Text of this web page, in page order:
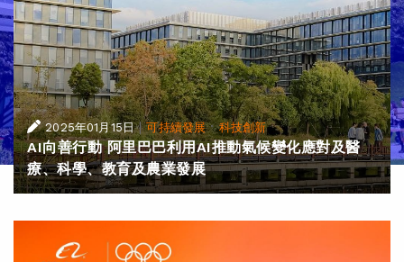
2025年01月15日 |可持續發展·科技創新
AI向善行動 阿里巴巴利用AI推動氣候變化應對及醫
療、科學、教育及農業發展